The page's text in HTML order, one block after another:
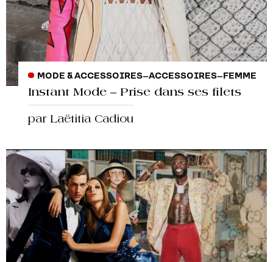
MODE & ACCESSOIRES–ACCESSOIRES–FEMME
Instant Mode – Prise dans ses filets
par Laëtitia Cadiou